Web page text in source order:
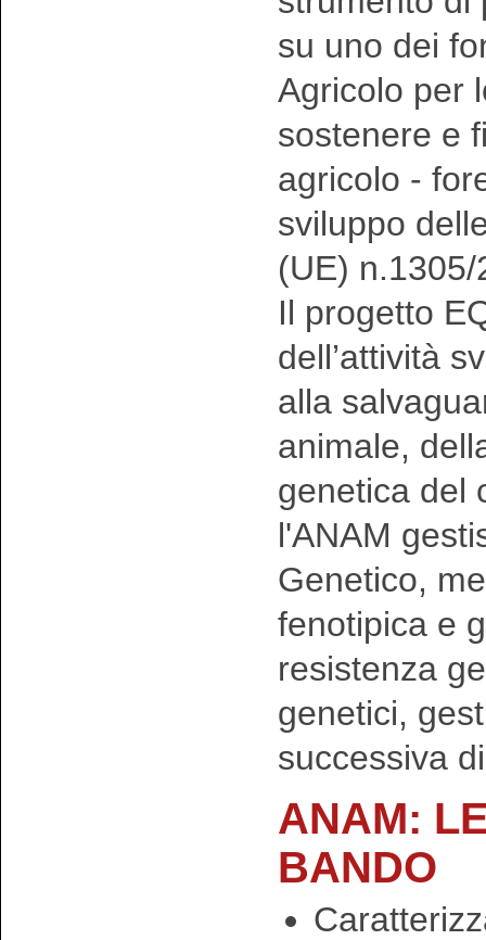
su uno dei
Agricolo per
sostenere e
agricolo -
sviluppo
(UE) n.1305/
Il progetto
dell’attività
alla
animale,
genetica del
l'ANAM
Genetico,
fenotipica e
resistenza
genetici,
successiva
ANAM:
BANDO